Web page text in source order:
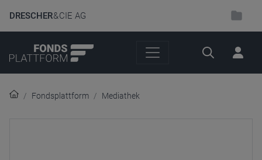
DRESCHER& CIE AG
Suche
Fondsplattform Mediathek